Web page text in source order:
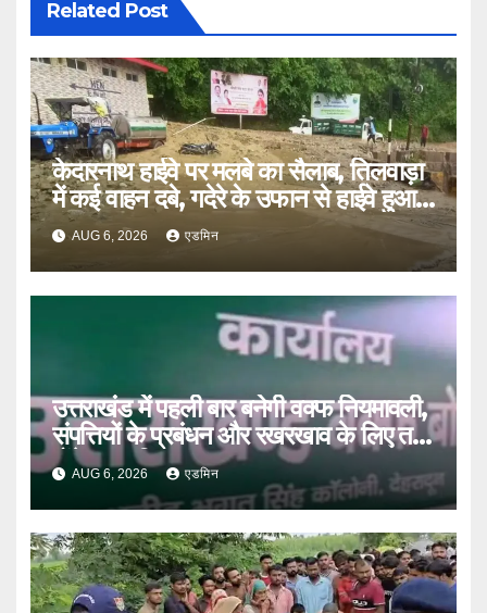
Related Post
केदारनाथ हाईवे पर मलबे का सैलाब, तिलवाड़ा
में कई वाहन दबे, गदेरे के उफान से हाईवे हुआ
बंदAUG 6, 2026 एडमिन
उत्तराखंड में पहली बार बनेगी वक्फ नियमावली,
संपत्तियों के प्रबंधन और रखरखाव के लिए तय
होंगे स्पष्ट नियम
AUG 6, 2026 एडमिन